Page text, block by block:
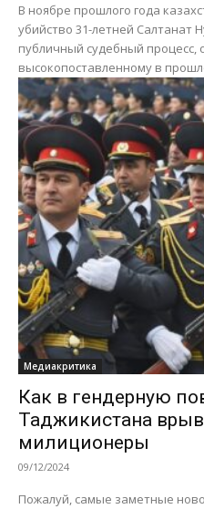
В ноябре прошлого года
убийство 31-летней Салтанат
публичный судебный
высокопоставленному в
Медиакритика
Как в гендерную
Таджикистана
милиционеры
09/12/2024
Пожалуй, самые заметные